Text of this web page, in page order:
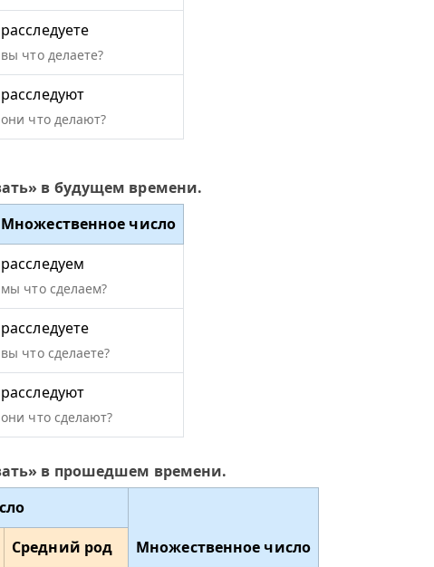
расследуете
вы что делаете?
расследуют
они что делают?
в будущем времени.
Множественное число
расследуем
мы что сделаем?
расследуете
вы что сделаете?
расследуют
они что сделают?
в прошедшем времени.
Множественное число
Средний род